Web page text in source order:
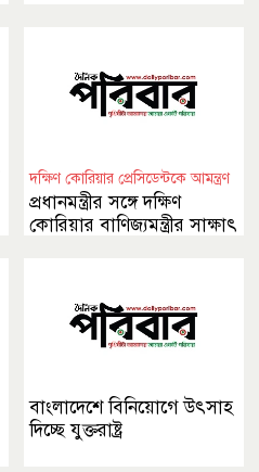
দক্ষিণ কোরিয়ার প্রেসিডেন্টকে আমন্ত্রণ
প্রধানমন্ত্রীর সঙ্গে দক্ষিণ
কোরিয়ার বাণিজ্যমন্ত্রীর সাক্ষাৎ
বাংলাদেশে বিনিয়োগে উৎসাহ
দিচ্ছে যুক্তরাষ্ট্র